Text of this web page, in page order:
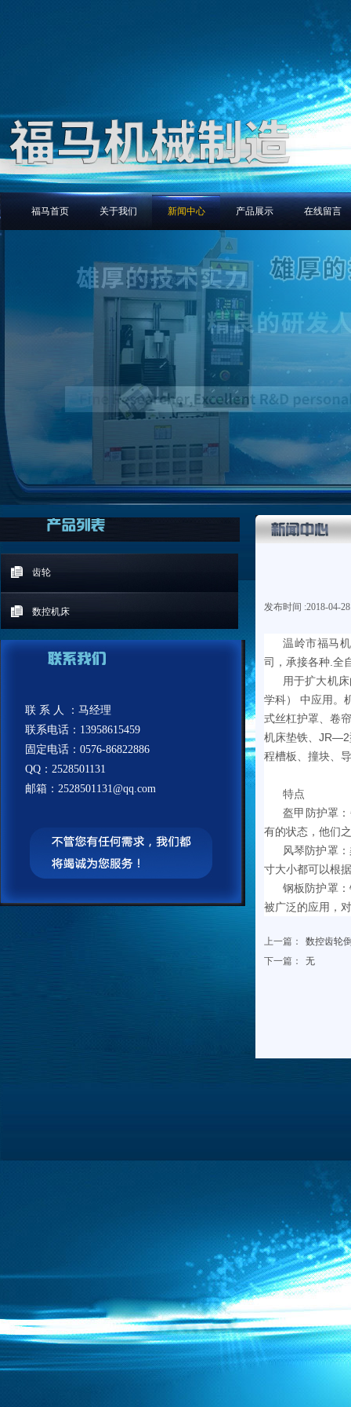
福马首页 关于我们 新闻中心 产品展示 在线留言
发布时间 :2018-04-28
温岭市福马
司，承接各种.全
用于扩大机
学科） 中应用。
式丝杠护罩、卷
机床垫铁、JR—2
程槽板、撞块、
特点
盔甲防护罩
有的状态，他们
风琴防护罩
寸大小都可以根
钢板防护罩
被广泛的应用，
上一篇：
数控齿轮
下一篇：
无
齿轮
数控机床
联 系 人 ：马经理
联系电话：13958615459
固定电话：0576-86822886
QQ：2528501131
邮箱：2528501131@qq.com